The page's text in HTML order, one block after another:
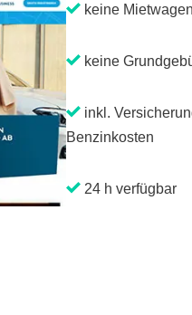
keine
keine
inkl.
Benzinkosten
24 h verfügbar